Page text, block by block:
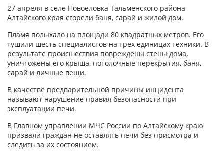
27 апреля в селе Новоеловка Тальменского района
Алтайского края сгорели баня, сарай и жилой дом.
Пламя полыхало на площади 80 квадратных метров. Его
тушили шесть специалистов на трех единицах техники. В
результате происшествия повреждены стены дома,
уничтожены его крыша, потолочные перекрытия, баня,
сарай и личные вещи.
В качестве предварительной причины инцидента
называют нарушение правил безопасности при
эксплуатации печи.
В Главном управлении МЧС России по Алтайскому краю
призвали граждан не оставлять печи без присмотра и
следить за их состоянием.